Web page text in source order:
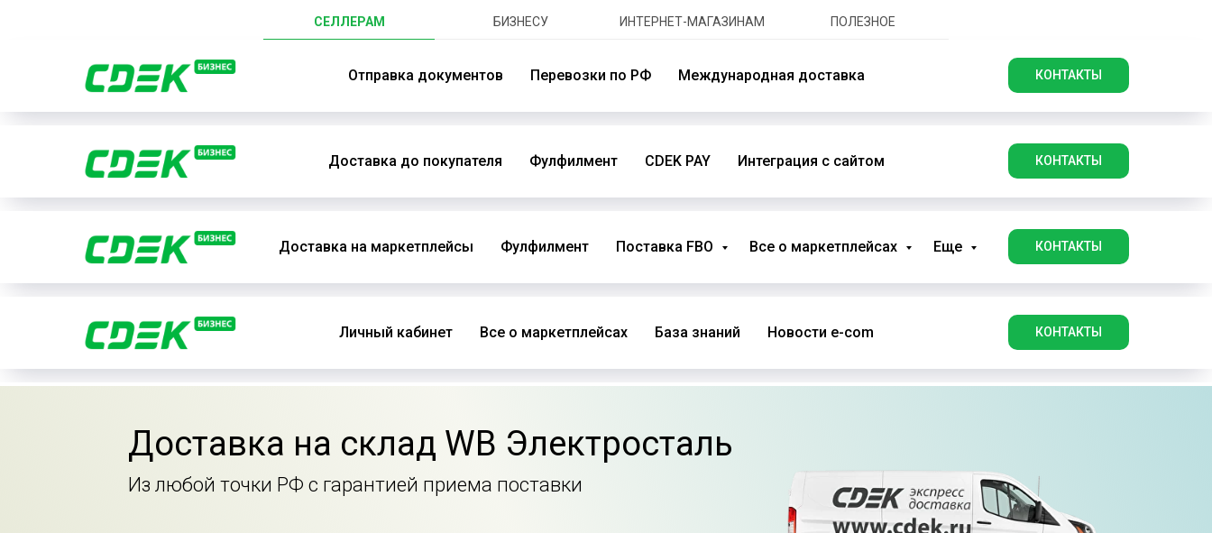
СЕЛЛЕРАМ БИЗНЕСУ ИНТЕРНЕТ-МАГАЗИНАМ ПОЛЕЗНОЕ
Отправка документов Перевозки по РФ Международная доставка КОНТАКТЫ
Доставка до покупателя Фулфилмент CDEK PAY Интеграция с сайтом КОНТАКТЫ
Доставка на маркетплейсы Фулфилмент Поставка FBO Все о маркетплейсах Еще КОНТАКТЫ
Личный кабинет Все о маркетплейсах База знаний Новости e-com КОНТАКТЫ
Доставка на склад WB Электросталь
Из любой точки РФ с гарантией приема поставки